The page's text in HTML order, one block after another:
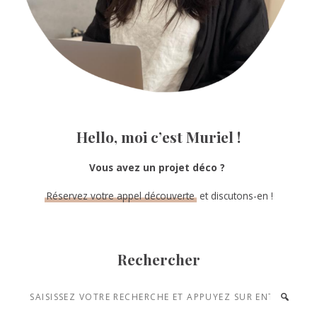
Hello, moi c’est Muriel !
Vous avez un projet déco ?
Réservez votre appel découverteet discutons-en !
Rechercher
Saisissez